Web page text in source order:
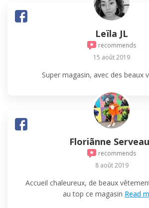
Leïla JL
recommends
15 août 2019
Super magasin, avec des beaux
Floriãnne
recommends
8 août 2019
Accueil chaleureux, de beaux
au top ce magasin Read